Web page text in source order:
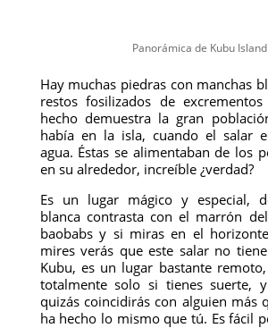
Panorámica de Kubu Island
Hay muchas piedras con manchas
restos fosilizados de
hecho demuestra la gran
había en la isla, cuando el salar
agua. Éstas se alimentaban de los
en su alrededor, increíble ¿verdad?
Es un lugar mágico y especial,
blanca contrasta con el marrón
baobabs y si miras en el
mires verás que este salar no
Kubu, es un lugar bastante
totalmente solo si tienes suerte,
quizás coincidirás con alguien más
ha hecho lo mismo que tú. Es fácil